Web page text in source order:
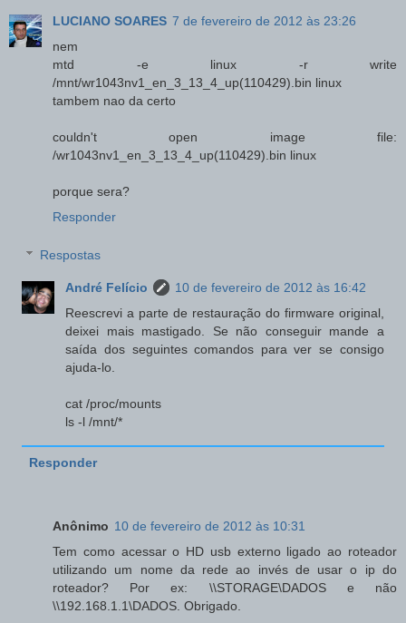
LUCIANO SOARES 7 de fevereiro de 2012 às 23:26
nem
mtd -e linux -r write
/mnt/wr1043nv1_en_3_13_4_up(110429).bin linux
tambem nao da certo
couldn't open image file:
/wr1043nv1_en_3_13_4_up(110429).bin linux
porque sera?
Responder
Respostas
André Felício
10 de fevereiro de 2012 às 16:42
Reescrevi a parte de restauração do firmware original,
deixei mais mastigado. Se não conseguir mande a
saída dos seguintes comandos para ver se consigo
ajuda-lo.
cat /proc/mounts
ls -l /mnt/*
Responder
Anônimo 10 de fevereiro de 2012 às 10:31
Tem como acessar o HD usb externo ligado ao roteador
utilizando um nome da rede ao invés de usar o ip do
roteador? Por ex: \\STORAGE\DADOS e não
\\192.168.1.1\DADOS. Obrigado.